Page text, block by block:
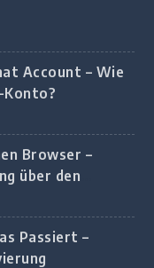
Account – Wie
Konto?
Browser –
über den
Passiert –